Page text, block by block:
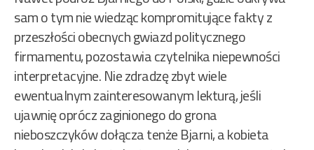
sam o tym nie wiedząc kompromitujące fakty z
przeszłości obecnych gwiazd politycznego
firmamentu, pozostawia czytelnika niepewności
interpretacyjne. Nie zdradzę zbyt wiele
ewentualnym zainteresowanym lekturą, jeśli
ujawnię oprócz zaginionego do grona
nieboszczyków dołącza tenże Bjarni, a kobieta